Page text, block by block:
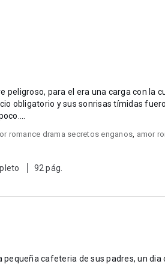
peligroso, para el era una carga con la
obligatorio y sus sonrisas tímidas
romance drama secretos enganos, amor
92 pág.
cafeteria de sus padres, un dia